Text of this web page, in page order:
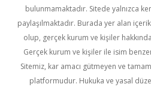
bulunmamaktadır. Sitede yalnızca
paylaşılmaktadır. Burada yer alan
olup, gerçek kurum ve kişiler
Gerçek kurum ve kişiler ile isim
Sitemiz, kar amacı gütmeyen ve
platformudur. Hukuka ve yasal